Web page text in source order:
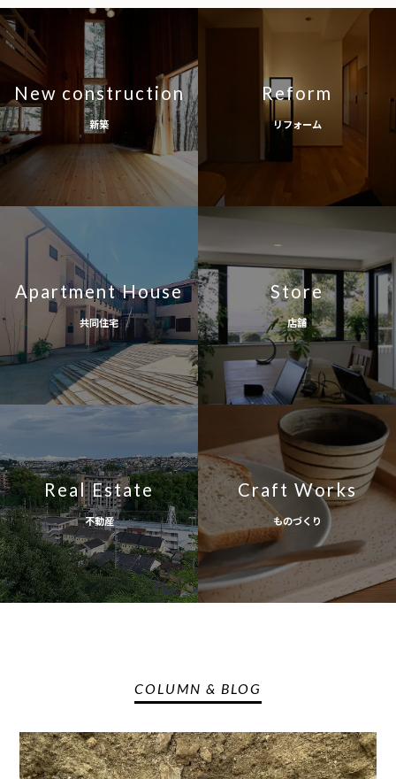
New construction
新築
Reform
リフォーム
Apartment House
共同住宅
Store
店舗
Real Estate
不動産
Craft Works
ものづくり
COLUMN & BLOG